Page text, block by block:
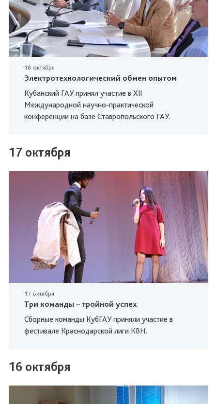
18 октября
Электротехнологический обмен опытом
Кубанский ГАУ принял участие в XII
Международной научно-практической
конференции на базе Ставропольского ГАУ.
17 октября
17 октября
Три команды – тройной успех
Сборные команды КубГАУ приняли участие в
фестивале Краснодарской лиги КВН.
16 октября